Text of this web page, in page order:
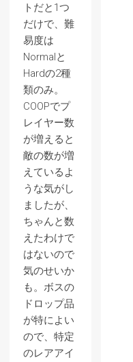
トだと1つ
だけで、難
易度は
Normalと
Hardの2種
類のみ。
COOPでプ
レイヤー数
が増えると
敵の数が増
えているよ
うな気がし
ましたが、
ちゃんと数
えたわけで
はないので
気のせいか
も。ボスの
ドロップ品
が特によい
ので、特定
のレアアイ